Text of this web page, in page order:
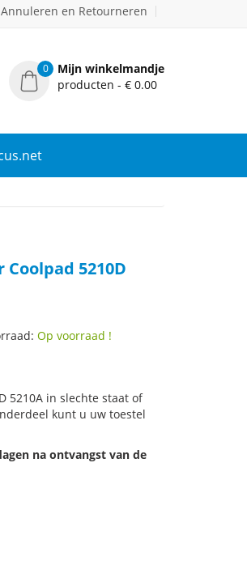
Annuleren en Retourneren
0
Mijn winkelmandje
producten - € 0.00
5210D
Op voorraad !
5210A in slechte staat of
kunt u uw toestel
na ontvangst van de